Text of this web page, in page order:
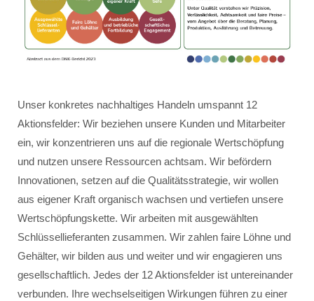
Unser konkretes nachhaltiges Handeln umspannt 12
Aktionsfelder: Wir beziehen unsere Kunden und Mitarbeiter
ein, wir konzentrieren uns auf die regionale Wertschöpfung
und nutzen unsere Ressourcen achtsam. Wir befördern
Innovationen, setzen auf die Qualitätsstrategie, wir wollen
aus eigener Kraft organisch wachsen und vertiefen unsere
Wertschöpfungskette. Wir arbeiten mit ausgewählten
Schlüssellieferanten zusammen. Wir zahlen faire Löhne und
Gehälter, wir bilden aus und weiter und wir engagieren uns
gesellschaftlich. Jedes der 12 Aktionsfelder ist untereinander
verbunden. Ihre wechselseitigen Wirkungen führen zu einer